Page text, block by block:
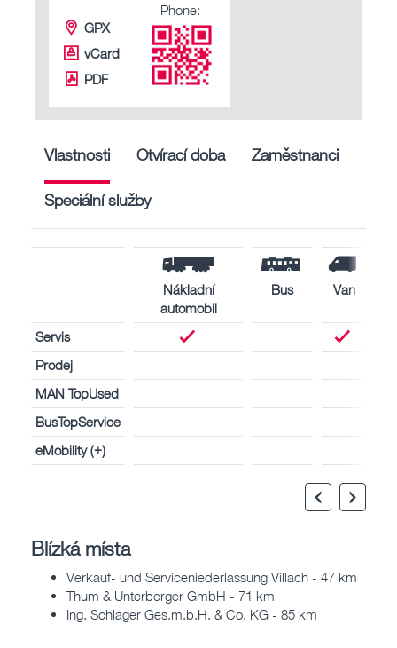
GPX
vCard
PDF
Phone:
Vlastnosti Otvírací doba Zaměstnanci
Speciální služby
Nákladní
automobil
Bus Van
Servis
Prodej
MAN TopUsed
BusTopService
eMobility (+)
Blízká místa
Verkauf- und Serviceniederlassung Villach - 47 km
Thum & Unterberger GmbH - 71 km
Ing. Schlager Ges.m.b.H. & Co. KG - 85 km